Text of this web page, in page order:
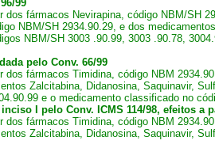
99
dos fármacos Nevirapina, código NBM/SH
NBM/SH 2934.90.29, e dos
NBM/SH 3003 .90.99, 3003 .90.78,
pelo Conv. 66/99
dos fármacos Timidina, código NBM
Zalcitabina, Didanosina, Saquinavir,
e o medicamento classificado no
I pelo Conv.
ICMS 114/98, efeitos a
dos fármacos Timidina, código NBM
Zalcitabina, Didanosina, Saquinavir,